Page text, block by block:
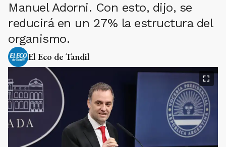
Manuel Adorni. Con esto, dijo, se
reducirá en un 27% la estructura del
organismo.
El Eco de Tandil